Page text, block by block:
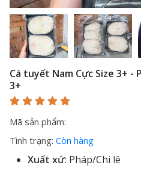
Cá tuyết Nam Cực Size 3+
3+
Mã sản phẩm:
Tình trạng: Còn hàng
Xuất xứ: Pháp/Chi lê